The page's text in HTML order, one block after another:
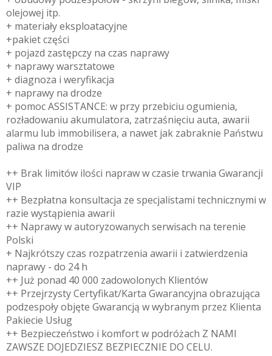
olejowej itp.
+ materiały eksploatacyjne
+pakiet części
+ pojazd zastępczy na czas naprawy
+ naprawy warsztatowe
+ diagnoza i weryfikacja
+ naprawy na drodze
+ pomoc ASSISTANCE: w przy przebiciu ogumienia,
rozładowaniu akumulatora, zatrzaśnięciu auta, awarii
alarmu lub immobilisera, a nawet jak zabraknie Państwu
paliwa na drodze
++ Brak limitów ilości napraw w czasie trwania Gwarancji
VIP
++ Bezpłatna konsultacja ze specjalistami technicznymi w
razie wystąpienia awarii
++ Naprawy w autoryzowanych serwisach na terenie
Polski
+ Najkrótszy czas rozpatrzenia awarii i zatwierdzenia
naprawy - do 24 h
++ Już ponad 40 000 zadowolonych Klientów
++ Przejrzysty Certyfikat/Karta Gwarancyjna obrazująca
podzespoły objęte Gwarancją w wybranym przez Klienta
Pakiecie Usług
++ Bezpieczeństwo i komfort w podróżach Z NAMI
ZAWSZE DOJEDZIESZ BEZPIECZNIE DO CELU.